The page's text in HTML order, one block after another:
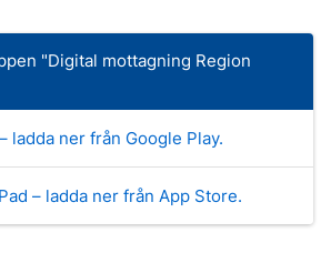
"Digital mottagning Region
ladda ner från Google Play.
– ladda ner från App Store.